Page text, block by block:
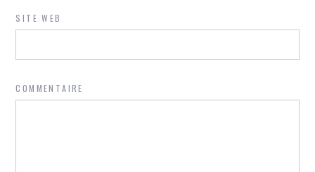
SITE WEB
COMMENTAIRE